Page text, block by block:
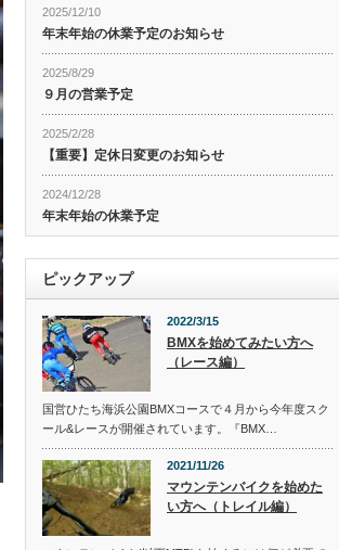
2025/12/10
年末年始の休業予定のお知らせ
2025/8/29
９月の営業予定
2025/2/28
【重要】定休日変更のお知らせ
2024/12/28
年末年始の休業予定
ピックアップ
2022/3/15
BMXを始めてみたい方へ
（レース編）
国営ひたち海浜公園BMXコースで４月から今年度スク
ール&レースが開催されています。『BMX…
2021/11/26
マウンテンバイクを始めた
い方へ（トレイル編）